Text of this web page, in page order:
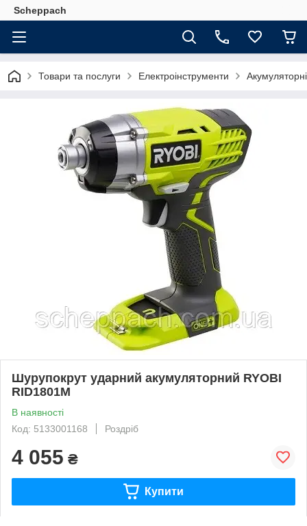
Scheppach
Товари та послуги Електроінструменти
Шурупокрут ударний акумуляторний RYOBI
RID1801M
В наявності
Код: 5133001168
Роздріб
4 055 ₴
Купити